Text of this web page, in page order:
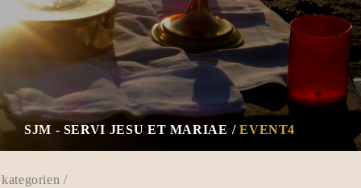
SJM - SERVI JESU ET MARIAE EVENT4